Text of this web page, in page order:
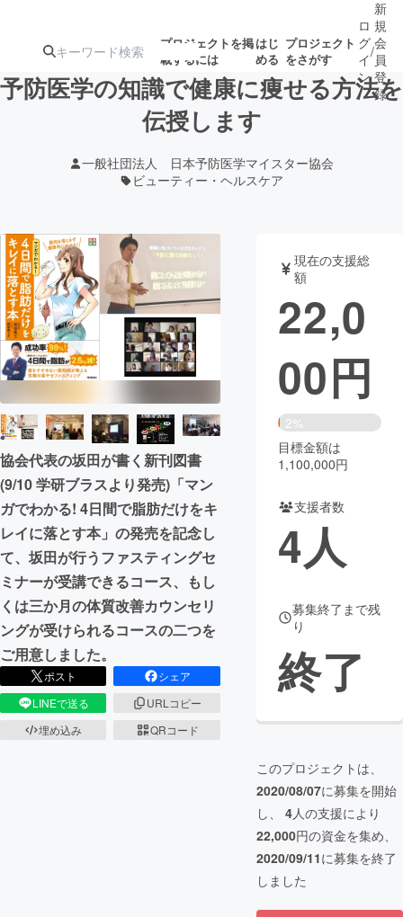
プロジェクトを掲
載するには
はじ
める
プロジェクト
をさがす
注目のリ
ターン
注目の新着プロ
ジェクト
募集終了が近いプ
ロジェクト
されます
アート・写真
テクノロジー・ガジェット
映像・映画 書籍・雑誌
まちづくり・地域活性化
CAMPFIRE for Social Good
CAMPFIREふるさと納税 machi-ya コミュニティ
ロ
グ
イ
ン
/
新
規
会
員
登
録
予防医学の知識で健康に痩せる方法を
伝授します
一般社団法人 日本予防医学マイスター協会
ビューティー・ヘルスケア
協会代表の坂田が書く新刊図書
(9/10 学研ブラスより発売)「マン
ガでわかる! 4日間で脂肪だけをキ
レイに落とす本」の発売を記念し
て、坂田が行うファスティングセ
ミナーが受講できるコース、もし
くは三か月の体質改善カウンセリ
ングが受けられるコースの二つを
ご用意しました。
ポスト
シェア
LINEで送る
URLコピー
埋め込み
QRコード
現在の支援総
額
22,0
00円
2%
目標金額は
1,100,000円
支援者数
4人
募集終了まで残
り
終了
このプロジェクトは、
2020/08/07に募集を開始
し、 4人の支援により
22,000円の資金を集め、
2020/09/11に募集を終了
しました